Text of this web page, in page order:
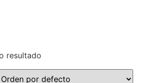
resultado